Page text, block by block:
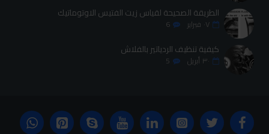
الطريقة الصحيحة لقياس زيت الفتيس الاوتوماتيك
٠٧ فبراير 6
كيفية تنظيف الردياتير بالفلاش
٣٠ أبريل 5